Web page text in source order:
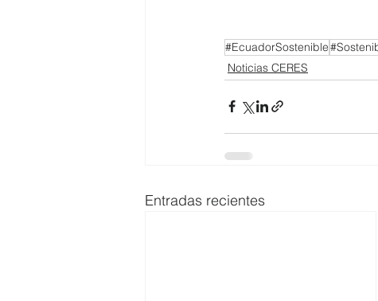
#EcuadorSostenible
Noticias CERES
Entradas recientes